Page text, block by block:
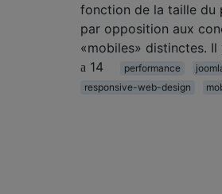
fonction de la taille du
par opposition aux
«mobiles» distinctes.
14
performance
responsive-web-design